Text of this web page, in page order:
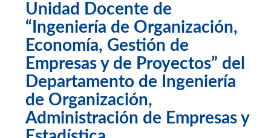
Unidad Docente de
“Ingeniería de Organización,
Economía, Gestión de
Empresas y de Proyectos” del
Departamento de Ingeniería
de Organización,
Administración de Empresas y